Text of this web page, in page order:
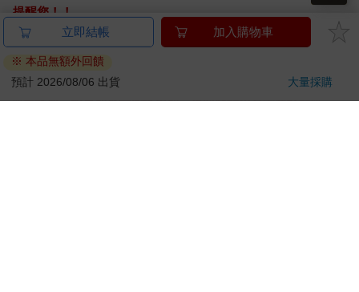
提醒您！！
金石堂及銀行均不會請您操作ATM! 如接獲電話要求您前往
ATM提款機，請不要聽從指示，以免受騙上當！
退換貨須知：
**提醒您，鑑賞期不等於試用期，退回商品須為全新狀態**